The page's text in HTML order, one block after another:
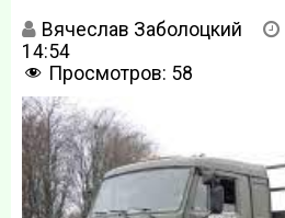
Вячеслав Заболоцкий
14:54
Просмотров: 58